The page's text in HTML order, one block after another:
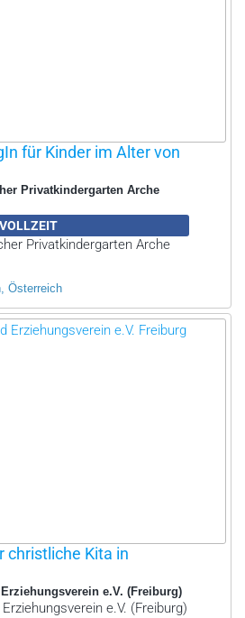
für Kinder im Alter von
Privatkindergarten Arche
VOLLZEIT
Privatkindergarten Arche
Österreich
christliche Kita in
e.V. (Freiburg)
e.V. (Freiburg)